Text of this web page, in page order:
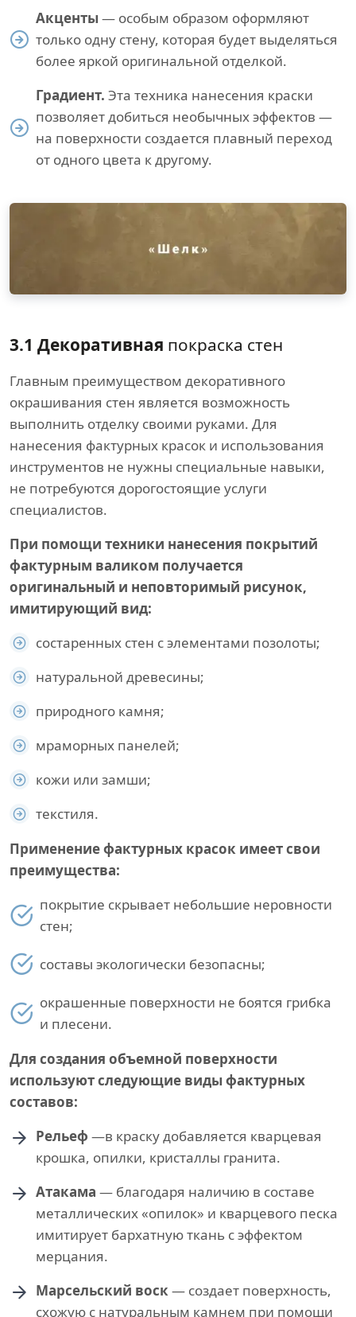
Акценты — особым образом оформляют
только одну стену, которая будет выделяться
более яркой оригинальной отделкой.
Градиент. Эта техника нанесения краски
позволяет добиться необычных эффектов —
на поверхности создается плавный переход
от одного цвета к другому.
3.1 Декоративная покраска стен
Главным преимуществом декоративного
окрашивания стен является возможность
выполнить отделку своими руками. Для
нанесения фактурных красок и использования
инструментов не нужны специальные навыки,
не потребуются дорогостоящие услуги
специалистов.
При помощи техники нанесения покрытий
фактурным валиком получается
оригинальный и неповторимый рисунок,
имитирующий вид:
состаренных стен с элементами позолоты;
натуральной древесины;
природного камня;
мраморных панелей;
кожи или замши;
текстиля.
Применение фактурных красок имеет свои
преимущества:
покрытие скрывает небольшие неровности
стен;
составы экологически безопасны;
окрашенные поверхности не боятся грибка
и плесени.
Для создания объемной поверхности
используют следующие виды фактурных
составов:
Рельеф —в краску добавляется кварцевая
крошка, опилки, кристаллы гранита.
Атакама — благодаря наличию в составе
металлических «опилок» и кварцевого песка
имитирует бархатную ткань с эффектом
мерцания.
Марсельский воск— создает поверхность,
схожую с натуральным камнем при помощи